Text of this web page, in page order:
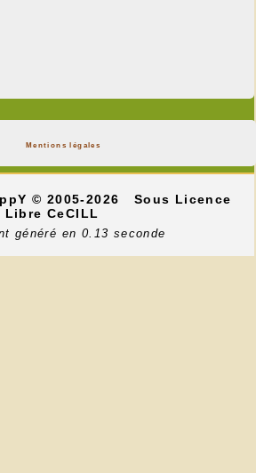
Mentions légales
© 2005-2026
Sous Licence
Libre CeCILL
généré en 0.13 seconde